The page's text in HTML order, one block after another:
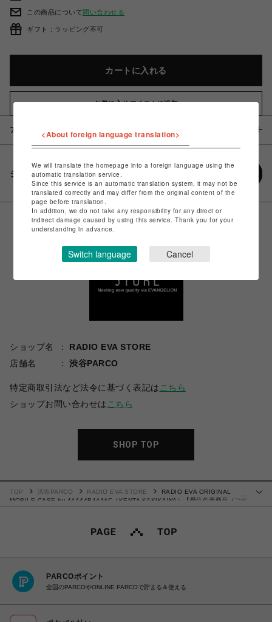
この商品について問い合わせる
ギフト：ラッピング不可
カートに入れる
お気に入りアイテムに追加
アイテム説明 / 素材
シェアする
ショップ名
RADIO EVA STORE
店舗名
渋谷PARCO
特定商取引法など法令に基づく表記は こちら
ショップお問い合わせは こちら
SHOP TOP
TOP 渋谷PARCO RADIO EVA STORE
RADIO EVA ORIGINAL
MOBILE CASE by 44A44B4444C（KENTA KAKIKAWA）【受注生産商品（ご注
文から30～50日でお届け予定）】
PARCOポイント
全国のPARCOやONLINE PARCOで貯まる＆使える
<About foreign language translation>
We will translate the homepage into a foreign language using the
automatic translation service.
Since this service is an automatic translation system, it may not be
translated correctly and may differ from the original content of the
page before translation.
In addition, we do not take any responsibility for any direct or
indirect damage caused by using this service. Thank you for your
understanding in advance.
Switch language Cancel